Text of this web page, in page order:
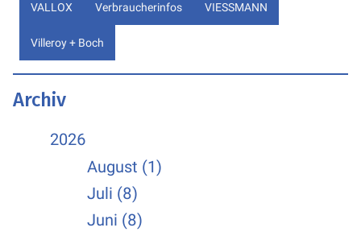
VALLOX Verbraucherinfos VIESSMANN
Villeroy + Boch
Archiv
2026
August (1)
Juli (8)
Juni (8)